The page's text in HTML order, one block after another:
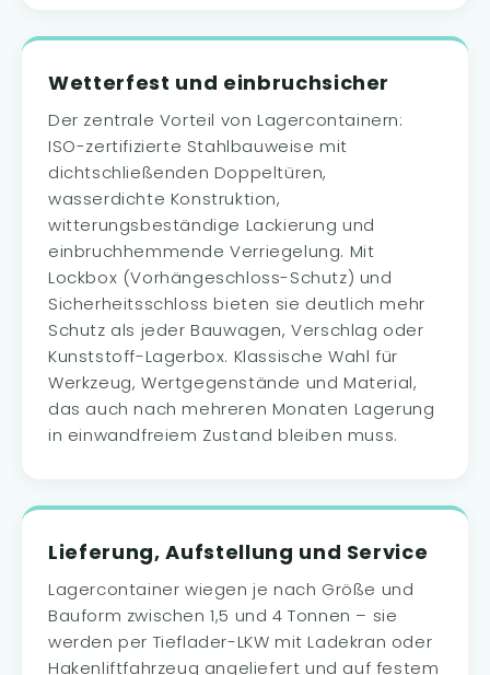
Wetterfest und einbruchsicher
Der zentrale Vorteil von Lagercontainern:
ISO-zertifizierte Stahlbauweise mit
dichtschließenden Doppeltüren,
wasserdichte Konstruktion,
witterungsbeständige Lackierung und
einbruchhemmende Verriegelung. Mit
Lockbox (Vorhängeschloss-Schutz) und
Sicherheitsschloss bieten sie deutlich mehr
Schutz als jeder Bauwagen, Verschlag oder
Kunststoff-Lagerbox. Klassische Wahl für
Werkzeug, Wertgegenstände und Material,
das auch nach mehreren Monaten Lagerung
in einwandfreiem Zustand bleiben muss.
Lieferung, Aufstellung und Service
Lagercontainer wiegen je nach Größe und
Bauform zwischen 1,5 und 4 Tonnen – sie
werden per Tieflader-LKW mit Ladekran oder
Hakenliftfahrzeug angeliefert und auf festem